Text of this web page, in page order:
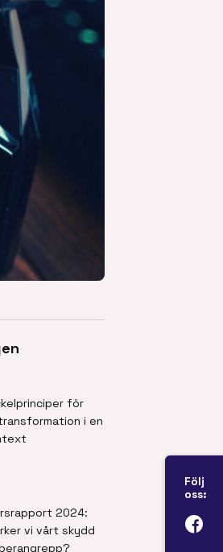
för
i en
2024:
vi vårt skydd
Följ
oss: